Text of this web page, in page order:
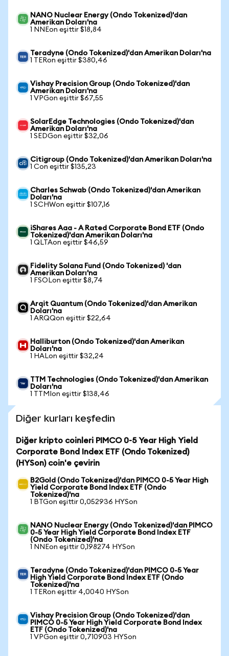
NANO Nuclear Energy (Ondo Tokenized)'dan
Amerikan Doları'na
1 NNEon eşittir $18,84
Teradyne (Ondo Tokenized)'dan Amerikan Doları'na
1 TERon eşittir $380,46
Vishay Precision Group (Ondo Tokenized)'dan
Amerikan Doları'na
1 VPGon eşittir $67,55
SolarEdge Technologies (Ondo Tokenized)'dan
Amerikan Doları'na
1 SEDGon eşittir $32,06
Citigroup (Ondo Tokenized)'dan Amerikan Doları'na
1 Con eşittir $135,23
Charles Schwab (Ondo Tokenized)'dan Amerikan
Doları'na
1 SCHWon eşittir $107,16
iShares Aaa - A Rated Corporate Bond ETF (Ondo
Tokenized)'dan Amerikan Doları'na
1 QLTAon eşittir $46,59
Fidelity Solana Fund (Ondo Tokenized) 'dan
Amerikan Doları'na
1 FSOLon eşittir $8,74
Arqit Quantum (Ondo Tokenized)'dan Amerikan
Doları'na
1 ARQQon eşittir $22,64
Halliburton (Ondo Tokenized)'dan Amerikan
Doları'na
1 HALon eşittir $32,24
TTM Technologies (Ondo Tokenized)'dan Amerikan
Doları'na
1 TTMIon eşittir $138,46
Diğer kurları keşfedin
Diğer kripto coinleri PIMCO 0-5 Year High Yield
Corporate Bond Index ETF (Ondo Tokenized)
(HYSon) coin'e çevirin
B2Gold (Ondo Tokenized)'dan PIMCO 0-5 Year High
Yield Corporate Bond Index ETF (Ondo
Tokenized)'na
1 BTGon eşittir 0,052936 HYSon
NANO Nuclear Energy (Ondo Tokenized)'dan PIMCO
0-5 Year High Yield Corporate Bond Index ETF
(Ondo Tokenized)'na
1 NNEon eşittir 0,198274 HYSon
Teradyne (Ondo Tokenized)'dan PIMCO 0-5 Year
High Yield Corporate Bond Index ETF (Ondo
Tokenized)'na
1 TERon eşittir 4,0040 HYSon
Vishay Precision Group (Ondo Tokenized)'dan
PIMCO 0-5 Year High Yield Corporate Bond Index
ETF (Ondo Tokenized)'na
1 VPGon eşittir 0,710903 HYSon